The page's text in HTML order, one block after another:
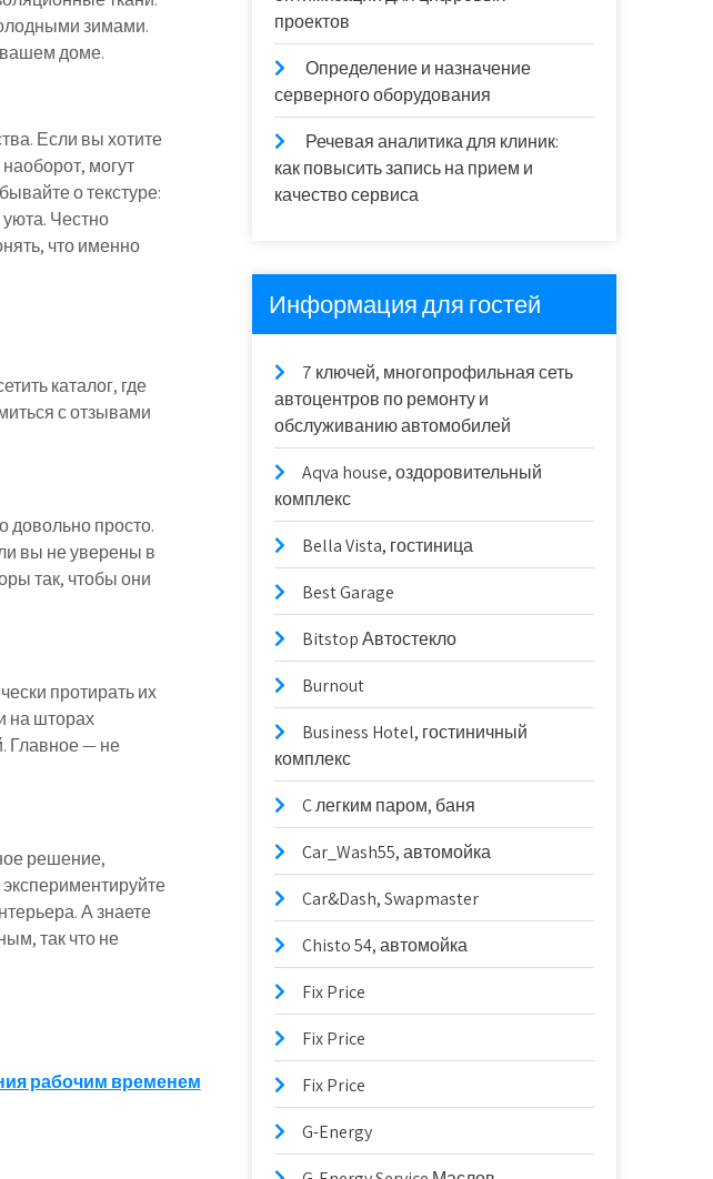
зимами.
доме.
Если вы хотите
могут
о текстуре:
Честно
что именно
каталог, где
с отзывами
довольно просто.
вы не уверены в
так, чтобы они
протирать их
на шторах
Главное — не
решение,
А знаете
так что не
рабочим временем
проектов
Определение и назначение
серверного оборудования
Речевая аналитика для клиник:
как повысить запись на прием и
качество сервиса
Информация для гостей
7 ключей, многопрофильная сеть
автоцентров по ремонту и
обслуживанию автомобилей
Aqva house, оздоровительный
комплекс
Bella Vista, гостиница
Best Garage
Bitstop Автостекло
Burnout
Business Hotel, гостиничный
комплекс
C легким паром, баня
Car_Wash55, автомойка
Car&Dash, Swapmaster
Chisto 54, автомойка
Fix Price
Fix Price
Fix Price
G-Energy